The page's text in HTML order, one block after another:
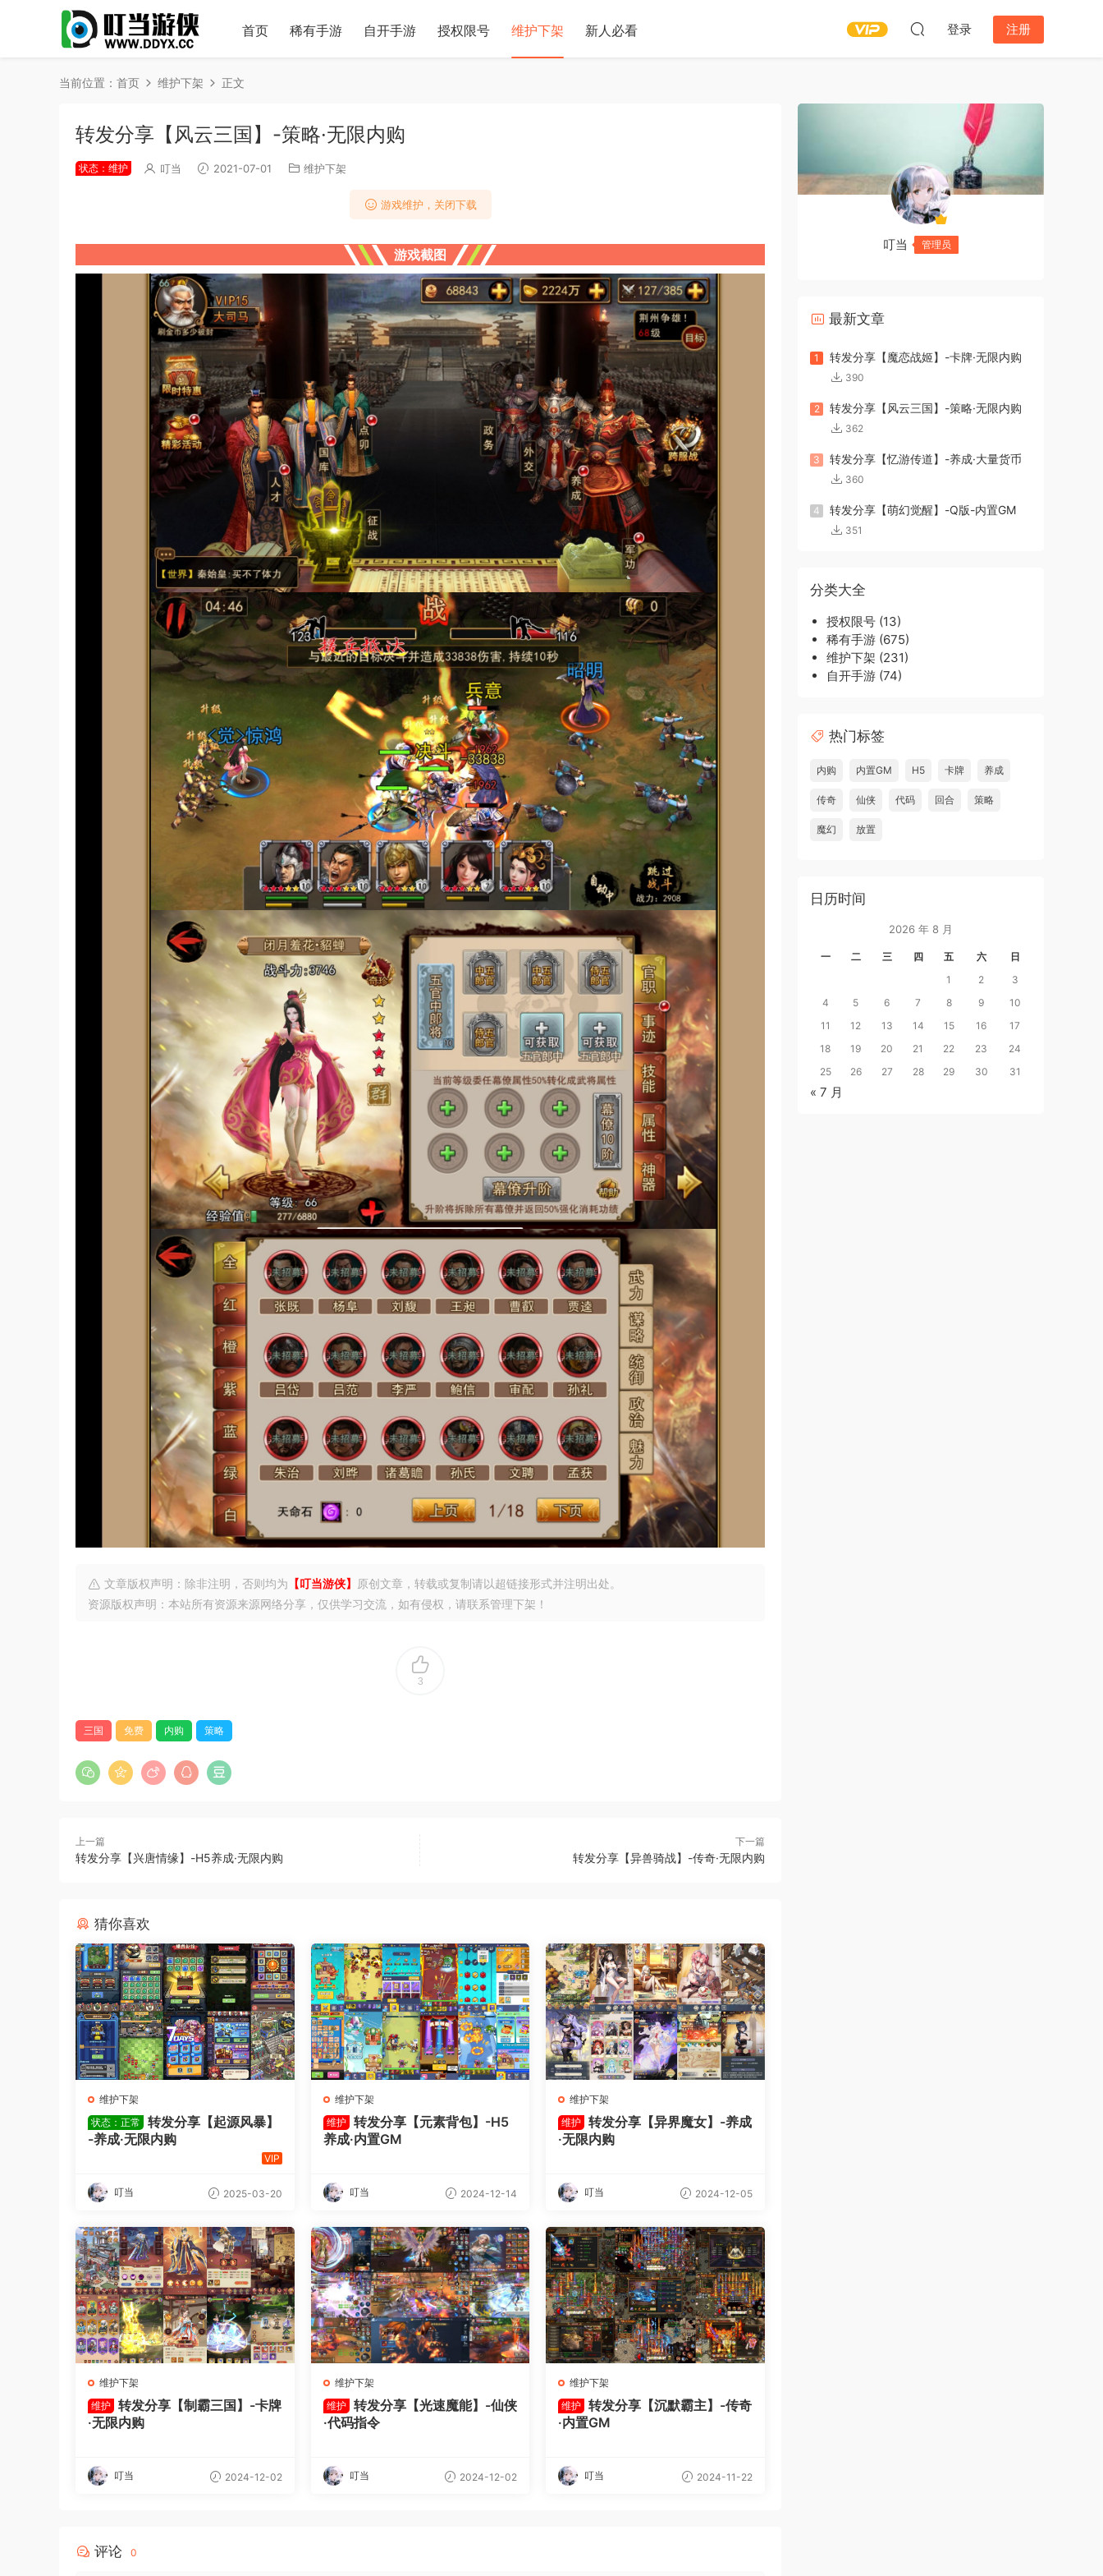
首页 稀有手游 自开手游 授权限号 维护下架 新人必看 登录 注册
当前位置： 首页 维护下架 正文
转发分享【风云三国】-策略·无限内购
状态：维护 叮当 2021-07-01 维护下架
游戏维护，关闭下载
游戏截图
文章版权声明：除非注明，否则均为 【叮当游侠】
原创文章，转载或复制请以超链接形式并注明出处。
资源版权声明：本站所有资源来源网络分享，仅供学习交流，如有侵权，请联系管理下架！
3
三国 免费 内购 策略
上一篇
转发分享【兴唐情缘】-H5养成·无限内购
下一篇
转发分享【异兽骑战】-传奇·无限内购
猜你喜欢
维护下架
状态：正常
转发分享【起源风暴】
-养成·无限内购
VIP
叮当 2025-03-20
维护下架
维护
转发分享【元素背包】-H5
养成·内置GM
叮当 2024-12-14
维护下架
维护
转发分享【异界魔女】-养成
·无限内购
叮当 2024-12-05
维护下架
维护 转发分享【制霸三国】-卡牌
·无限内购
叮当 2024-12-02
维护下架
维护
转发分享【光速魔能】-仙侠
·代码指令
叮当 2024-12-02
维护下架
维护
转发分享【沉默霸主】-传奇
·内置GM
叮当 2024-11-22
评论 0
叮当 管理员
最新文章
1 转发分享【魔恋战姬】-卡牌·无限内购
390
2 转发分享【风云三国】-策略·无限内购
362
3 转发分享【忆游传道】-养成·大量货币
360
4 转发分享【萌幻觉醒】-Q版-内置GM
351
分类大全
授权限号 (13)
稀有手游 (675)
维护下架 (231)
自开手游 (74)
热门标签
内购 内置GM H5 卡牌 养成
传奇 仙侠 代码 回合 策略
魔幻 放置
日历时间
2026 年 8 月
一 二 三 四 五 六
日
1
2
3
4
5 6 7 8 9
10
11
12 13 14 15 16
17
18
19 20 21 22 23
24
25
26 27 28 29 30 31
« 7 月